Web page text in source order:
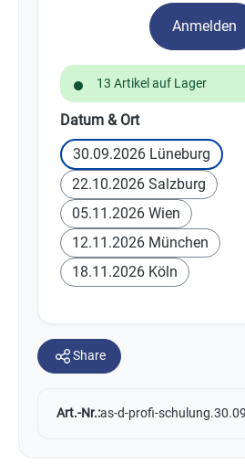
Anmelden
13 Artikel auf Lager
Datum & Ortauswählen
30.09.2026 Lüneburg
22.10.2026 Salzburg
05.11.2026 Wien
12.11.2026 München
18.11.2026 Köln
Share
Art.-Nr.:as-d-profi-